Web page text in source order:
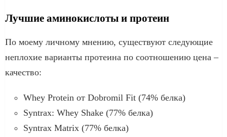
Лучшие аминокислоты и протеин
По моему личному мнению, существуют следующие
неплохие варианты протеина по соотношению цена –
качество:
Whey Protein от Dobromil Fit (74% белка)
Syntrax: Whey Shake (77% белка)
Syntrax Matrix (77% белка)